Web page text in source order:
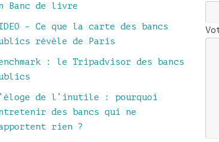
Banc de livre
– Ce que la carte des bancs
révèle de Paris
: le Tripadvisor des bancs
de l’inutile : pourquoi
des bancs qui ne
rien ?